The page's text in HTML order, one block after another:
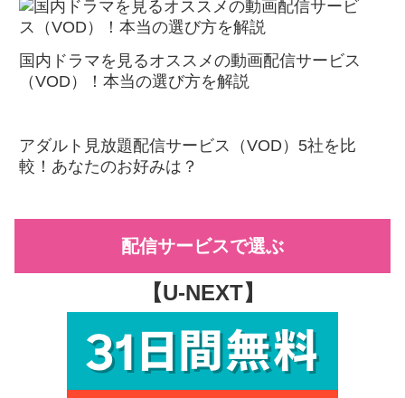
国内ドラマを見るオススメの動画配信サービス
（VOD）！本当の選び方を解説
アダルト見放題配信サービス（VOD）5社を比
較！あなたのお好みは？
配信サービスで選ぶ
【U-NEXT】